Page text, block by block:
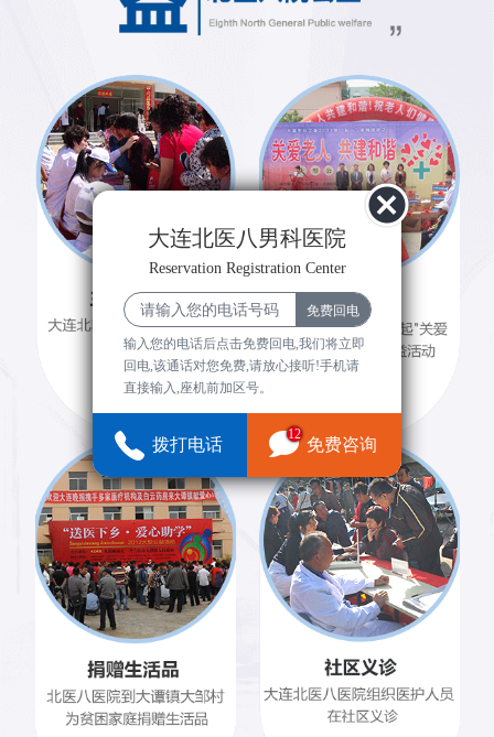
大连北医八男科医院
Reservation Registration Center
输入您的电话后点击免费回电,我们将立即
回电,该通话对您免费,请放心接听!手机请
直接输入,座机前加区号。
拨打电话
12
免费咨询